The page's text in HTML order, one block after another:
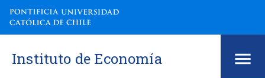
Instituto de Economía